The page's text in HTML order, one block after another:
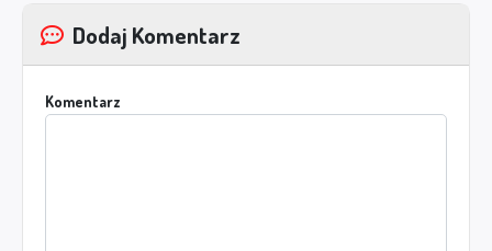
Dodaj Komentarz
Komentarz